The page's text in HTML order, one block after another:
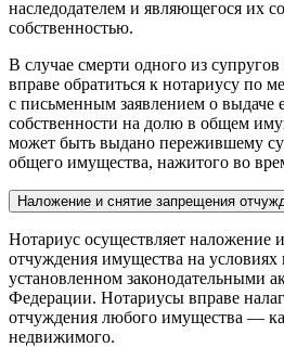
наследодателем и являющегося их
собственностью.
В случае смерти одного из
вправе обратиться к нотариусу по
с письменным заявлением о выдаче
собственности на долю в общем
может быть выдано пережившему
общего имущества, нажитого во
Наложение и снятие запрещения
Нотариус осуществляет наложение
отчуждения имущества на условиях
установленном законодательными
Федерации. Нотариусы вправе
отчуждения любого имущества —
недвижимого.